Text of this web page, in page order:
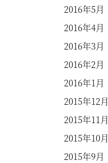
2016年5月
2016年4月
2016年3月
2016年2月
2016年1月
2015年12月
2015年11月
2015年10月
2015年9月